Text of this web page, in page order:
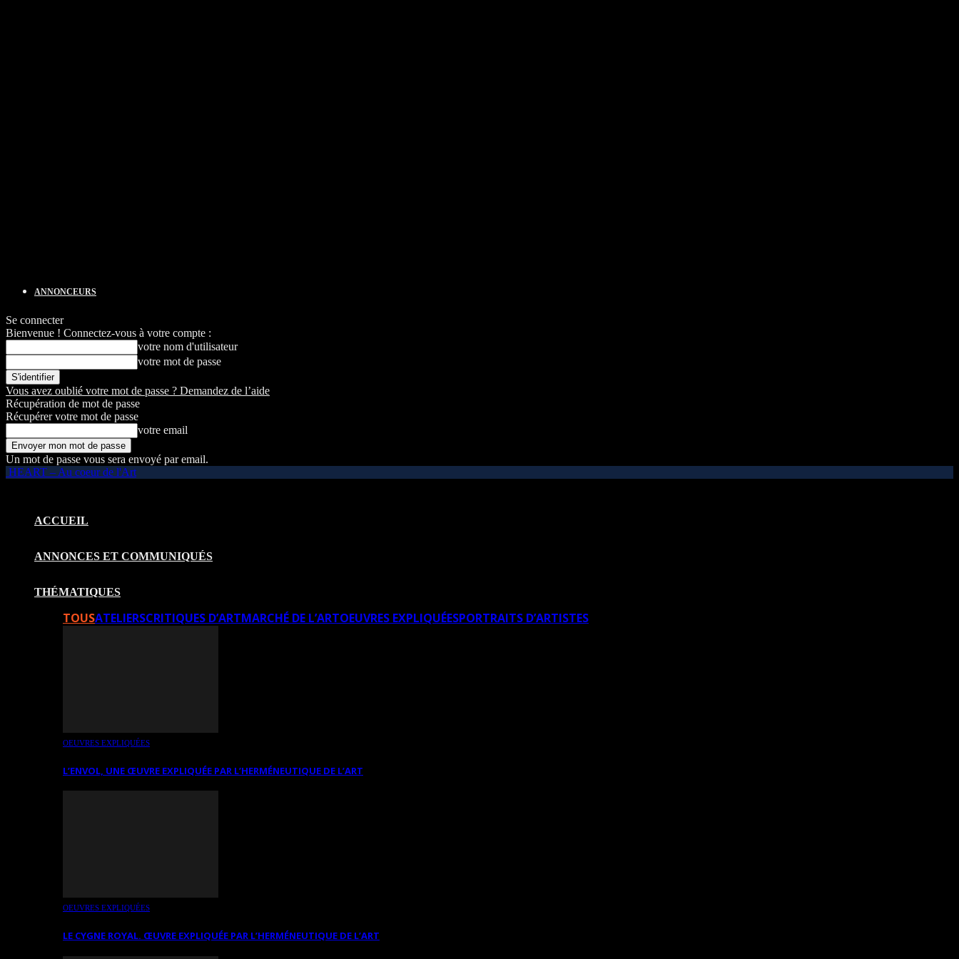
ANNONCEURS
Se connecter
Bienvenue ! Connectez-vous à votre compte :
votre nom d'utilisateur
votre mot de passe
Vous avez oublié votre mot de passe ? Demandez de l’aide
Récupération de mot de passe
Récupérer votre mot de passe
votre email
Un mot de passe vous sera envoyé par email.
HEART – Au coeur de l'Art
ACCUEIL
ANNONCES ET COMMUNIQUÉS
THÉMATIQUES
TOUSATELIERSCRITIQUES D’ARTMARCHÉ DE L’ARTOEUVRES EXPLIQUÉESPORTRAITS D’ARTISTES
OEUVRES EXPLIQUÉES
L’ENVOL, UNE ŒUVRE EXPLIQUÉE PAR L’HERMÉNEUTIQUE DE L’ART
OEUVRES EXPLIQUÉES
LE CYGNE ROYAL. ŒUVRE EXPLIQUÉE PAR L’HERMÉNEUTIQUE DE L’ART